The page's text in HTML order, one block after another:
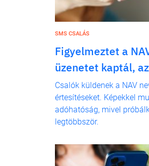
SMS CSALÁS
Figyelmeztet a
üzenetet kaptál,
Csalók küldenek a NAV
értesítéseket. Képekkel
adóhatóság, mivel
legtöbbször.